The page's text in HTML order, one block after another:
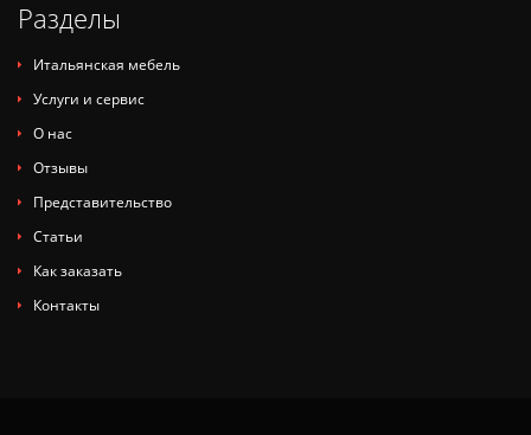
Разделы
Итальянская мебель
Услуги и сервис
О нас
Отзывы
Представительство
Статьи
Как заказать
Контакты